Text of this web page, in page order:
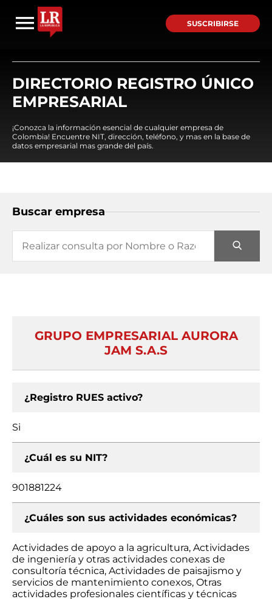
SUSCRIBIRSE
DIRECTORIO REGISTRO ÚNICO
EMPRESARIAL
¡Conozca la información esencial de cualquier empresa de
Colombia! Encuentre NIT, dirección, teléfono, y mas en la base de
datos empresarial mas grande del país.
Buscar empresa
GRUPO EMPRESARIAL AURORA
JAM S.A.S
¿Registro RUES activo?
Si
¿Cuál es su NIT?
901881224
¿Cuáles son sus actividades económicas?
Actividades de apoyo a la agricultura, Actividades
de ingeniería y otras actividades conexas de
consultoría técnica, Actividades de paisajismo y
servicios de mantenimiento conexos, Otras
actividades profesionales científicas y técnicas